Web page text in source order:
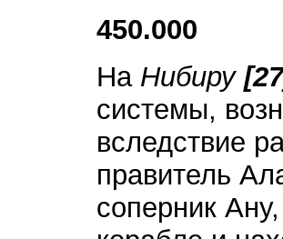
450.000
На Нибиру
системы,
вследствие
правитель
соперник